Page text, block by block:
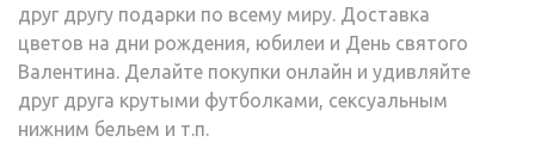
друг другу подарки по всему миру. Доставка
цветов на дни рождения, юбилеи и День святого
Валентина. Делайте покупки онлайн и удивляйте
друг друга крутыми футболками, сексуальным
нижним бельем и т.п.